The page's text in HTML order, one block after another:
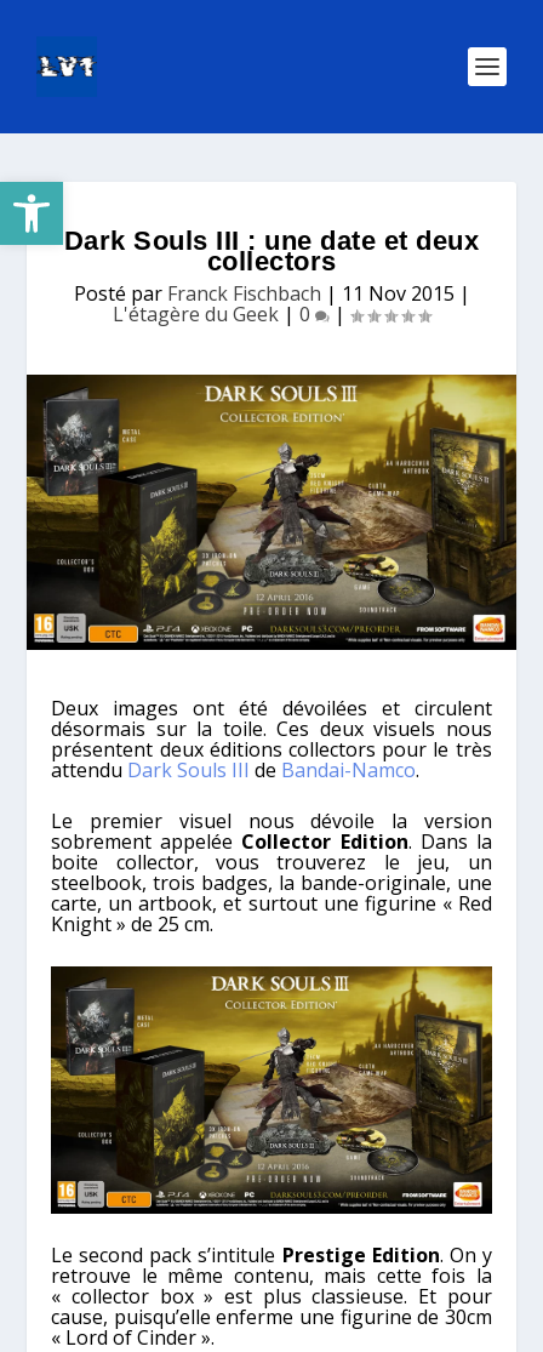
Ouvrir la barre d’outils
Dark Souls III : une date et deux
collectors
Posté par Franck Fischbach | 11 Nov 2015 |
L'étagère du Geek | 0 |
Deux images ont été dévoilées et circulent
désormais sur la toile. Ces deux visuels nous
présentent deux éditions collectors pour le très
attendu Dark Souls III de Bandai-Namco.
Le premier visuel nous dévoile la version
sobrement appelée Collector Edition. Dans la
boite collector, vous trouverez le jeu, un
steelbook, trois badges, la bande-originale, une
carte, un artbook, et surtout une figurine « Red
Knight » de 25 cm.
Le second pack s’intitule Prestige Edition. On y
retrouve le même contenu, mais cette fois la
« collector box » est plus classieuse. Et pour
cause, puisqu’elle enferme une figurine de 30cm
« Lord of Cinder ».